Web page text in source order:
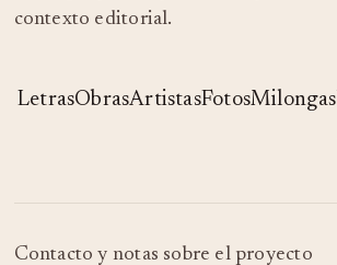
contexto editorial.
LetrasObrasArtistasFotosMilongas
Contacto y notas sobre el proyecto